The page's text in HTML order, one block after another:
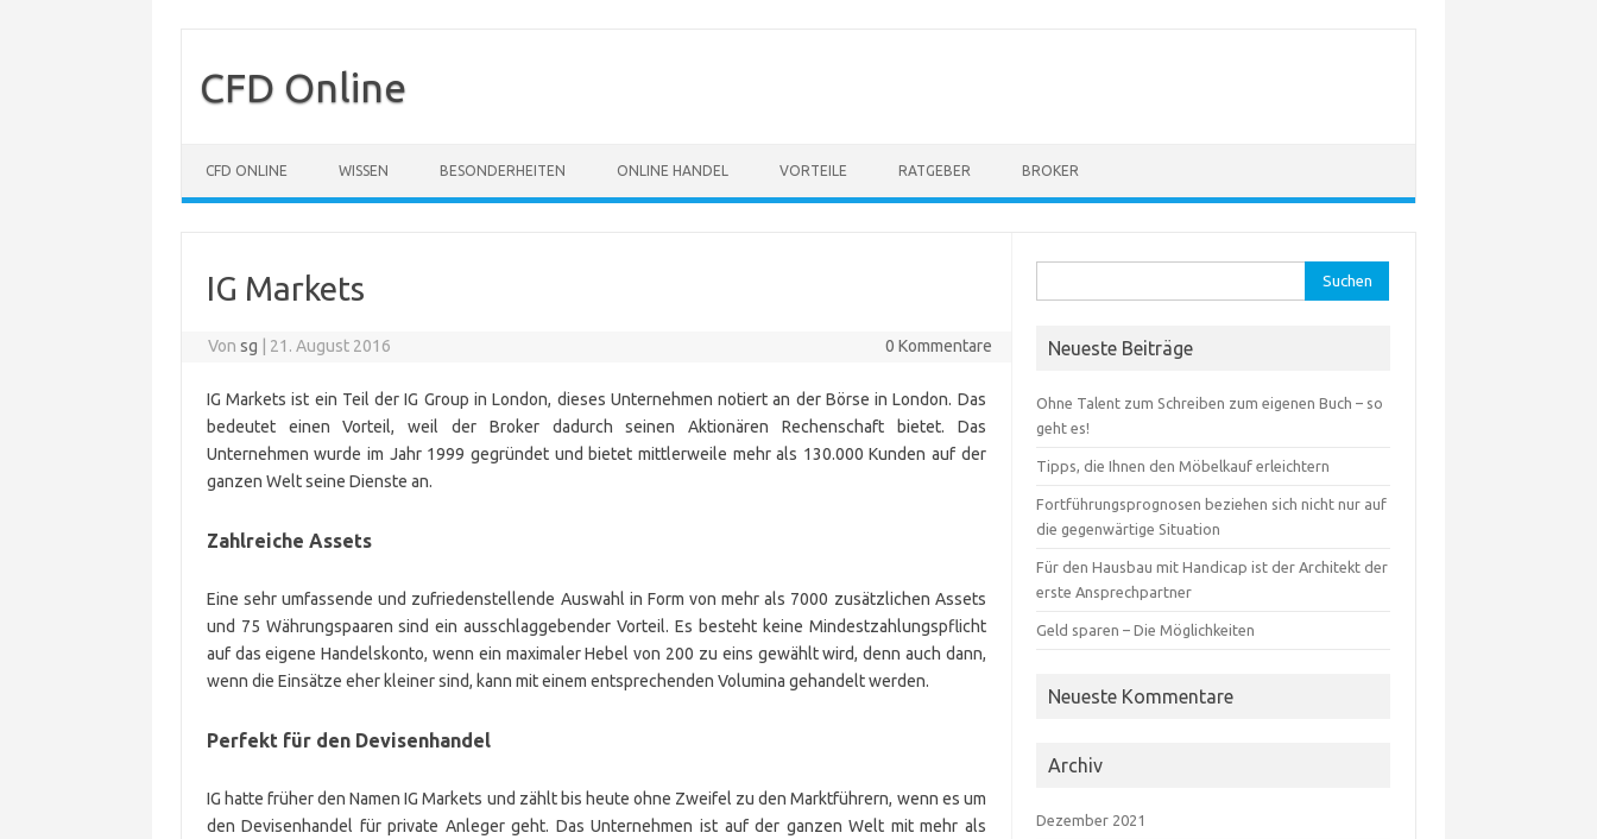
CFD Online
CFD ONLINE WISSEN BESONDERHEITEN ONLINE HANDEL VORTEILE RATGEBER BROKER
IG Markets
Vonsg 21. August 2016 0 Kommentare
IG Markets ist ein Teil der IG Group in London, dieses Unternehmen notiert an der Börse in London. Das
bedeutet einen Vorteil, weil der Broker dadurch seinen Aktionären Rechenschaft bietet. Das
Unternehmen wurde im Jahr 1999 gegründet und bietet mittlerweile mehr als 130.000 Kunden auf der
ganzen Welt seine Dienste an.
Zahlreiche Assets
Eine sehr umfassende und zufriedenstellende Auswahl in Form von mehr als 7000 zusätzlichen Assets
und 75 Währungspaaren sind ein ausschlaggebender Vorteil. Es besteht keine Mindestzahlungspflicht
auf das eigene Handelskonto, wenn ein maximaler Hebel von 200 zu eins gewählt wird, denn auch dann,
wenn die Einsätze eher kleiner sind, kann mit einem entsprechenden Volumina gehandelt werden.
Perfekt für den Devisenhandel
IG hatte früher den Namen IG Markets und zählt bis heute ohne Zweifel zu den Marktführern, wenn es um
den Devisenhandel für private Anleger geht. Das Unternehmen ist auf der ganzen Welt mit mehr als
nach:
Neueste Beiträge
Ohne Talent zum Schreiben zum eigenen Buch – so
geht es!
Tipps, die Ihnen den Möbelkauf erleichtern
Fortführungsprognosen beziehen sich nicht nur auf
die gegenwärtige Situation
Für den Hausbau mit Handicap ist der Architekt der
erste Ansprechpartner
Geld sparen – Die Möglichkeiten
Neueste Kommentare
Archiv
Dezember 2021